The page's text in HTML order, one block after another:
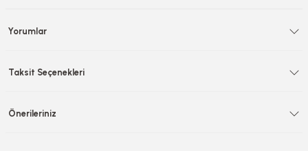
Yorumlar
Taksit Seçenekleri
Önerileriniz